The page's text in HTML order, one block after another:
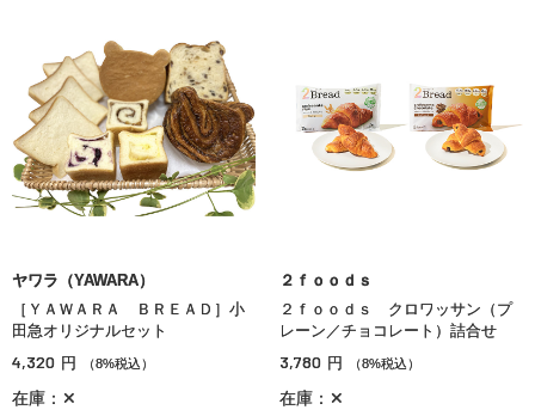
ヤワラ（YAWARA）
［ＹＡＷＡＲＡ ＢＲＥＡＤ］小
田急オリジナルセット
4,320 円 （8%税込）
在庫：✕
２ｆｏｏｄｓ
２ｆｏｏｄｓ クロワッサン（プ
レーン／チョコレート）詰合せ
3,780 円 （8%税込）
在庫：✕